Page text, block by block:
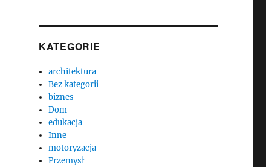
KATEGORIE
architektura
Bez kategorii
biznes
Dom
edukacja
Inne
motoryzacja
Przemysł